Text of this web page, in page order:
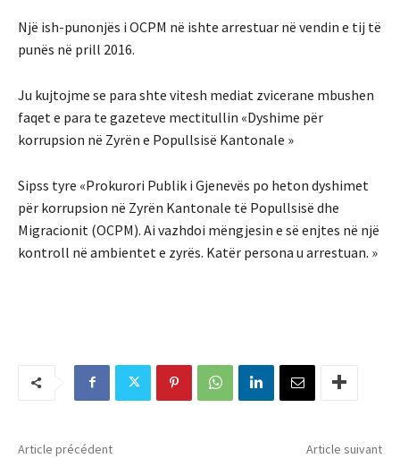
Një ish-punonjës i OCPM në ishte arrestuar në vendin e tij të
punës në prill 2016.
Ju kujtojme se para shte vitesh mediat zvicerane mbushen
faqet e para te gazeteve mectitullin «Dyshime për
korrupsion në Zyrën e Popullsisë Kantonale »
Sipss tyre «Prokurori Publik i Gjenevës po heton dyshimet
për korrupsion në Zyrën Kantonale të Popullsisë dhe
Migracionit (OCPM). Ai vazhdoi mëngjesin e së enjtes në një
kontroll në ambientet e zyrës. Katër persona u arrestuan. »
Article précédent Article suivant